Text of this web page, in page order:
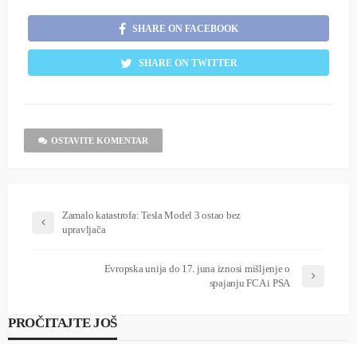
SHARE ON FACEBOOK
SHARE ON TWITTER
OSTAVITE KOMENTAR
Zamalo katastrofa: Tesla Model 3 ostao bez
upravljača
Evropska unija do 17. juna iznosi mišljenje o
spajanju FCA i PSA
PROČITAJTE JOŠ